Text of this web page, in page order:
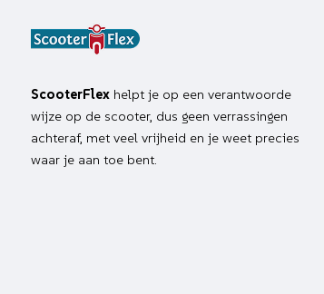
ScooterFlex helpt je op een verantwoorde
wijze op de scooter, dus geen verrassingen
achteraf, met veel vrijheid en je weet precies
waar je aan toe bent.